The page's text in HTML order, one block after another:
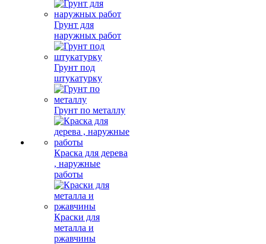
Грунт для
наружных работ
Грунт под
штукатурку
Грунт по металлу
Краска для дерева
, наружные
работы
Краски для
металла и
ржавчины